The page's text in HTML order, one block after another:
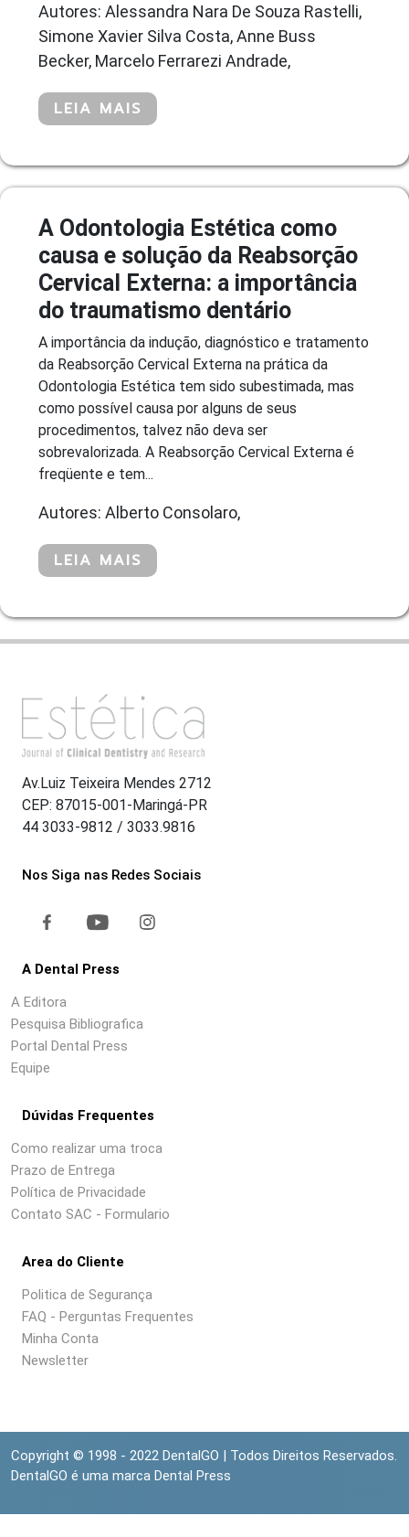
Autores: Alessandra Nara De Souza Rastelli,
Simone Xavier Silva Costa, Anne Buss
Becker, Marcelo Ferrarezi Andrade,
LEIA MAIS
A Odontologia Estética como
causa e solução da Reabsorção
Cervical Externa: a importância
do traumatismo dentário
A importância da indução, diagnóstico e tratamento
da Reabsorção Cervical Externa na prática da
Odontologia Estética tem sido subestimada, mas
como possível causa por alguns de seus
procedimentos, talvez não deva ser
sobrevalorizada. A Reabsorção Cervical Externa é
freqüente e tem...
Autores: Alberto Consolaro,
LEIA MAIS
Av.Luiz Teixeira Mendes 2712
CEP: 87015-001-Maringá-PR
44 3033-9812 / 3033.9816
Nos Siga nas Redes Sociais
A Dental Press
A Editora
Pesquisa Bibliografica
Portal Dental Press
Equipe
Dúvidas Frequentes
Como realizar uma troca
Prazo de Entrega
Política de Privacidade
Contato SAC - Formulario
Area do Cliente
Politica de Segurança
FAQ - Perguntas Frequentes
Minha Conta
Newsletter
Copyright © 1998 - 2022 DentalGO | Todos Direitos Reservados.
DentalGO é uma marca Dental Press